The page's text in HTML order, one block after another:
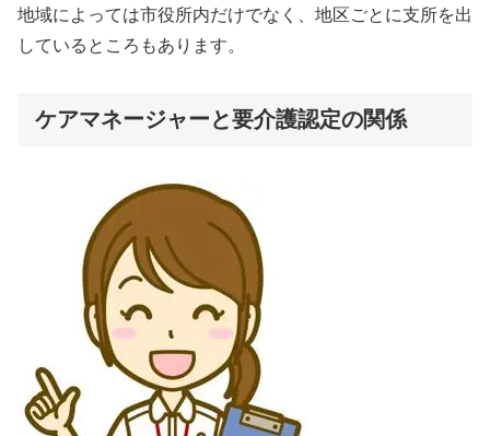
地域によっては市役所内だけでなく、地区ごとに支所を出
しているところもあります。
ケアマネージャーと要介護認定の関係